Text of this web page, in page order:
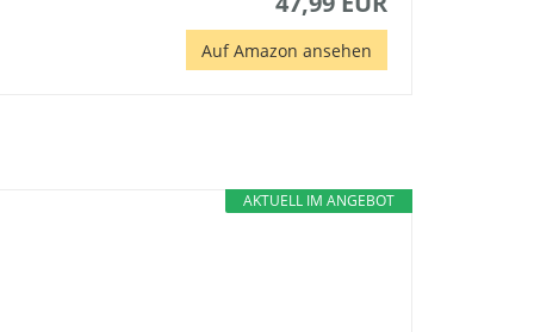
Auf Amazon ansehen
AKTUELL IM ANGEBOT